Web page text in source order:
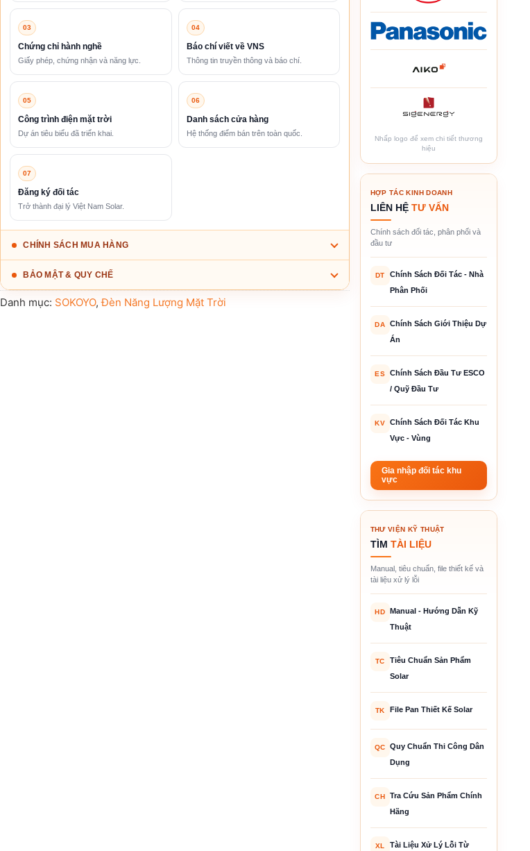
03
Chứng chỉ hành nghề
Giấy phép, chứng nhận và năng lực.
04
Báo chí viết về VNS
Thông tin truyền thông và báo chí.
05
Công trình điện mặt trời
Dự án tiêu biểu đã triển khai.
06
Danh sách cửa hàng
Hệ thống điểm bán trên toàn quốc.
07
Đăng ký đối tác
Trở thành đại lý Việt Nam Solar.
CHÍNH SÁCH MUA HÀNG
BẢO MẬT & QUY CHẾ
Danh mục: SOKOYO,Đèn Năng Lượng Mặt Trời
Nhấp logo để xem chi tiết thương
hiệu
HỢP TÁC KINH DOANH
LIÊN HỆ TƯ VẤN
Chính sách đối tác, phân phối và
đầu tư
DT
Chính Sách Đối Tác - Nhà
Phân Phối
DA
Chính Sách Giới Thiệu Dự
Án
ES
Chính Sách Đầu Tư ESCO
/ Quỹ Đầu Tư
KV
Chính Sách Đối Tác Khu
Vực - Vùng
Gia nhập đối tác khu
vực
THƯ VIỆN KỸ THUẬT
TÌM TÀI LIỆU
Manual, tiêu chuẩn, file thiết kế và
tài liệu xử lý lỗi
HD
Manual - Hướng Dẫn Kỹ
Thuật
TC
Tiêu Chuẩn Sản Phẩm
Solar
TK File Pan Thiết Kế Solar
QC
Quy Chuẩn Thi Công Dân
Dụng
CH
Tra Cứu Sản Phẩm Chính
Hãng
XL
Tài Liệu Xử Lý Lỗi Từ